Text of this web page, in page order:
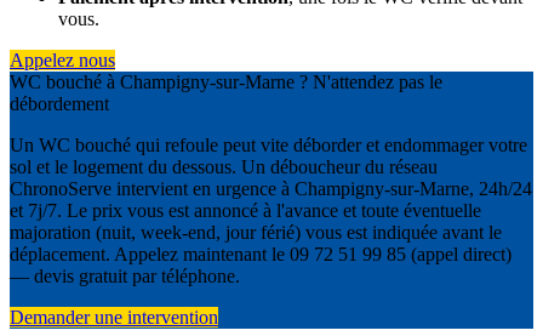
vous.
Appelez nous
WC bouché à Champigny-sur-Marne ? N'attendez pas le
débordement
Un WC bouché qui refoule peut vite déborder et endommager votre
sol et le logement du dessous. Un déboucheur du réseau
ChronoServe intervient en urgence à Champigny-sur-Marne, 24h/24
et 7j/7. Le prix vous est annoncé à l'avance et toute éventuelle
majoration (nuit, week-end, jour férié) vous est indiquée avant le
déplacement. Appelez maintenant le 09 72 51 99 85 (appel direct)
— devis gratuit par téléphone.
Demander une intervention